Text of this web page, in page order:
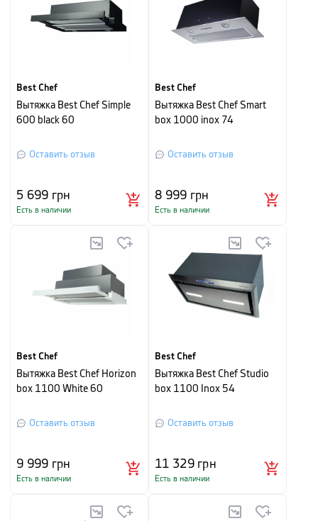
Best Chef
Вытяжка Best Chef Simple
600 black 60
Оставить отзыв
5 699 грн
Есть в наличии
Best Chef
Вытяжка Best Chef Smart
box 1000 inox 74
Оставить отзыв
8 999 грн
Есть в наличии
Best Chef
Вытяжка Best Chef Horizon
box 1100 White 60
Оставить отзыв
9 999 грн
Есть в наличии
Best Chef
Вытяжка Best Chef Studio
box 1100 Inox 54
Оставить отзыв
11 329грн
Есть в наличии